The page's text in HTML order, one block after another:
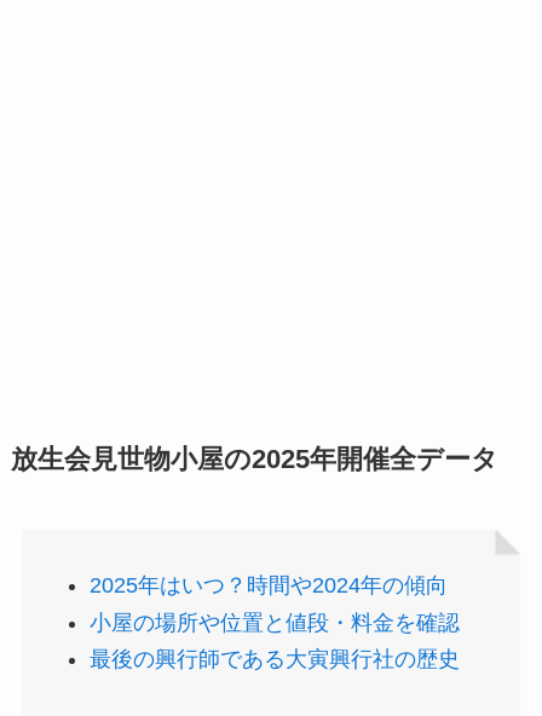
放生会見世物小屋の2025年開催全データ
2025年はいつ？時間や2024年の傾向
小屋の場所や位置と値段・料金を確認
最後の興行師である大寅興行社の歴史